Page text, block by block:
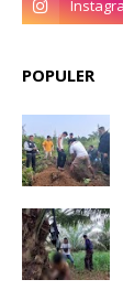
POPULER